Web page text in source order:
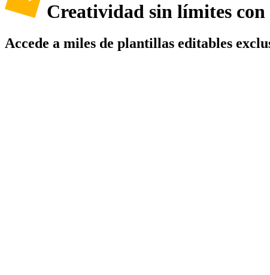
Creatividad sin límites
Accede a miles de plantillas editables